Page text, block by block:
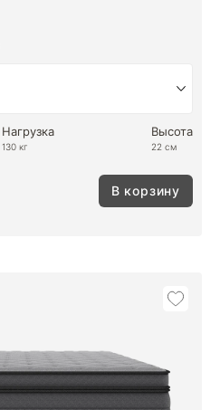
Нагрузка
130 кг
Высота
22 см
В корзину